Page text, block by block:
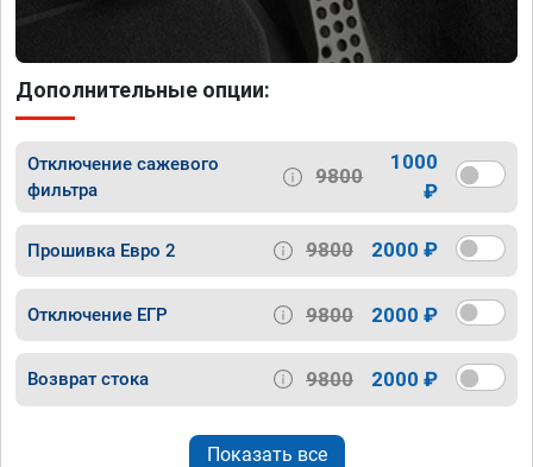
Дополнительные опции:
Отключение сажевого
фильтра
9800
1000
₽
Прошивка Евро 2 9800 2000 ₽
Отключение ЕГР 9800 2000 ₽
Возврат стока 9800 2000 ₽
Показать все